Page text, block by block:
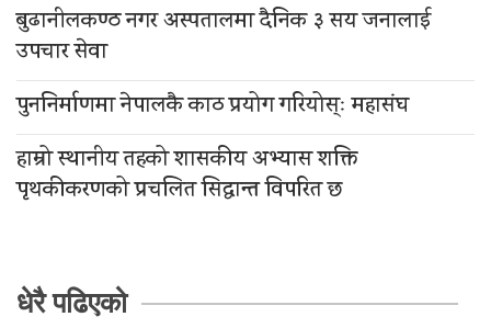
बुढानीलकण्ठ नगर अस्पतालमा दैनिक ३ सय जनालाई
उपचार सेवा
पुननिर्माणमा नेपालकै काठ प्रयोग गरियोस्ः महासंघ
हाम्रो स्थानीय तहको शासकीय अभ्यास शक्ति
पृथकीकरणको प्रचलित सिद्धान्त विपरित छ
धेरै पढिएको